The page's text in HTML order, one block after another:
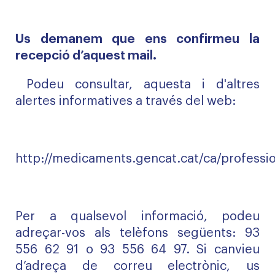
Us demanem que ens confirmeu la
recepció d’aquest mail.
Podeu consultar, aquesta i d'altres
alertes informatives a través del web:
http://medicaments.gencat.cat/ca/
Per a qualsevol informació, podeu
adreçar-vos als telèfons següents: 93
556 62 91 o 93 556 64 97. Si canvieu
d’adreça de correu electrònic, us